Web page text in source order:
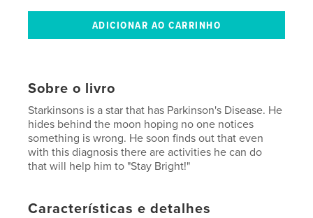
Sobre o livro
Starkinsons is a star that has Parkinson's Disease. He
hides behind the moon hoping no one notices
something is wrong. He soon finds out that even
with this diagnosis there are activities he can do
that will help him to "Stay Bright!"
Características e detalhes